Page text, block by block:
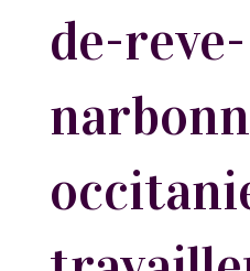
de-reve-